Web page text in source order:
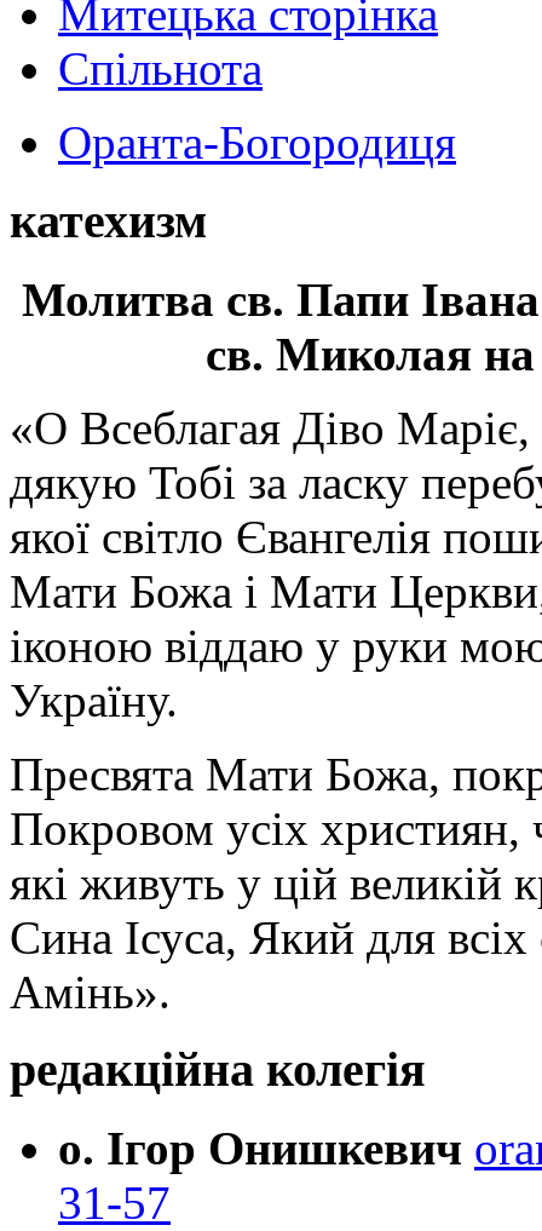
Митецька сторінка
Спільнота
Оранта-Богородиця
катехизм
Молитва св. Папи
св. Миколая на
«О Всеблагая Діво
дякую Тобі за ласку
якої світло Євангелія
Мати Божа і Мати
іконою віддаю у руки
Україну.
Пресвята Мати Божа,
Покровом усіх християн,
які живуть у цій великій
Сина Ісуса, Який для
Амінь».
редакційна колегія
о. Ігор Онишкевич
31-57